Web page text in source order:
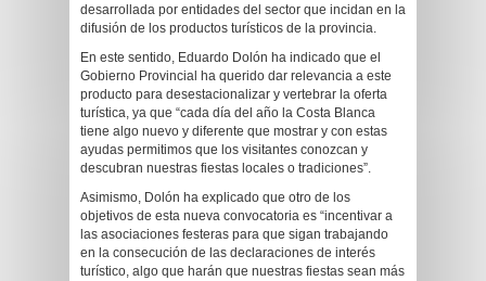
desarrollada por entidades del sector que incidan en la
difusión de los productos turísticos de la provincia.
En este sentido, Eduardo Dolón ha indicado que el
Gobierno Provincial ha querido dar relevancia a este
producto para desestacionalizar y vertebrar la oferta
turística, ya que “cada día del año la Costa Blanca
tiene algo nuevo y diferente que mostrar y con estas
ayudas permitimos que los visitantes conozcan y
descubran nuestras fiestas locales o tradiciones”.
Asimismo, Dolón ha explicado que otro de los
objetivos de esta nueva convocatoria es “incentivar a
las asociaciones festeras para que sigan trabajando
en la consecución de las declaraciones de interés
turístico, algo que harán que nuestras fiestas sean más